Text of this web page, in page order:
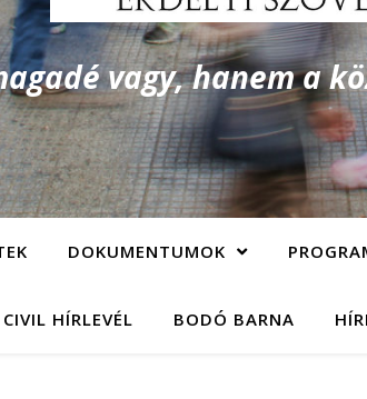
vagy, hanem a
DOKUMENTUMOK
CIVIL HÍRLEVÉL BODÓ BARNA